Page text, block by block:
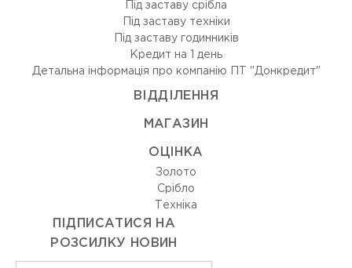
Під заставу срібла
Під заставу техніки
Під заставу годинників
Кредит на 1 день
Детальна інформація про компанію ПТ "Донкредит"
ВIДДIЛЕННЯ
МАГАЗИН
ОЦIНКА
Золото
Срiбло
Технiка
ПІДПИСАТИСЯ НА
РОЗСИЛКУ НОВИН